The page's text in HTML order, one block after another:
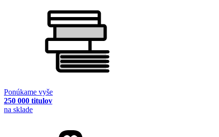
Ponúkame vyše
250 000 titulov
na sklade